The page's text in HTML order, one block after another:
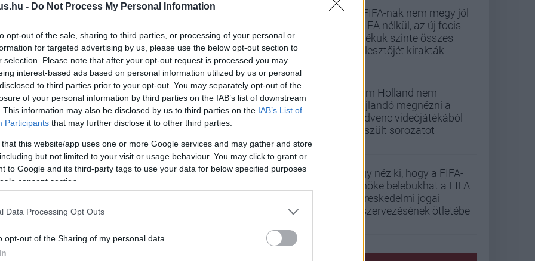
- Do Not Process My Personal Information
opt-out of the sale, sharing to third parties, or processing of your personal or
for targeted advertising by us, please use the below opt-out section to
selection. Please note that after your opt-out request is processed you may
interest-based ads based on personal information utilized by us or personal
to third parties prior to your opt-out. You may separately opt-out of the
of your personal information by third parties on the IAB’s list of downstream
This information may also be disclosed by us to third parties on the IAB’s List of
Participants that may further disclose it to other third parties.
that this website/app uses one or more Google services and may gather and store
but not limited to your visit or usage behaviour. You may click to grant or
to Google and its third-party tags to use your data for below specified purposes
consent section.
Data Processing Opt Outs
opt-out of the Sharing of my personal data.
A FIFA-nak nem megy jól
az EA nélkül, az új focis
játékuk szinte összes
fejlesztőjét kirakták
Tom Holland nem
hajlandó megnézni a
kedvenc videójátékából
készült sorozatot
Úgy néz ki, hogy a FIFA-
elnöke belebukhat a FIFA
kereskedelmi jogai
kiszervezésének ötletébe